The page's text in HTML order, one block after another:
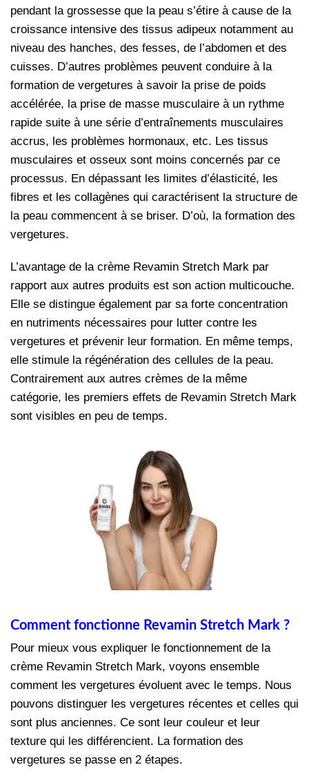
pendant la grossesse que la peau s’étire à cause de la
croissance intensive des tissus adipeux notamment au
niveau des hanches, des fesses, de l’abdomen et des
cuisses. D’autres problèmes peuvent conduire à la
formation de vergetures à savoir la prise de poids
accélérée, la prise de masse musculaire à un rythme
rapide suite à une série d’entraînements musculaires
accrus, les problèmes hormonaux, etc. Les tissus
musculaires et osseux sont moins concernés par ce
processus. En dépassant les limites d’élasticité, les
fibres et les collagènes qui caractérisent la structure de
la peau commencent à se briser. D’où, la formation des
vergetures.
L’avantage de la crème Revamin Stretch Mark par
rapport aux autres produits est son action multicouche.
Elle se distingue également par sa forte concentration
en nutriments nécessaires pour lutter contre les
vergetures et prévenir leur formation. En même temps,
elle stimule la régénération des cellules de la peau.
Contrairement aux autres crèmes de la même
catégorie, les premiers effets de Revamin Stretch Mark
sont visibles en peu de temps.
Comment fonctionne Revamin Stretch Mark ?
Pour mieux vous expliquer le fonctionnement de la
crème Revamin Stretch Mark, voyons ensemble
comment les vergetures évoluent avec le temps. Nous
pouvons distinguer les vergetures récentes et celles qui
sont plus anciennes. Ce sont leur couleur et leur
texture qui les différencient. La formation des
vergetures se passe en 2 étapes.